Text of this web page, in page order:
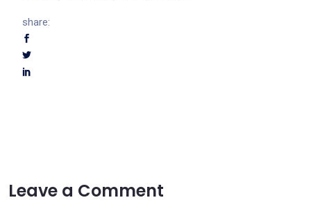
share:
Leave a Comment